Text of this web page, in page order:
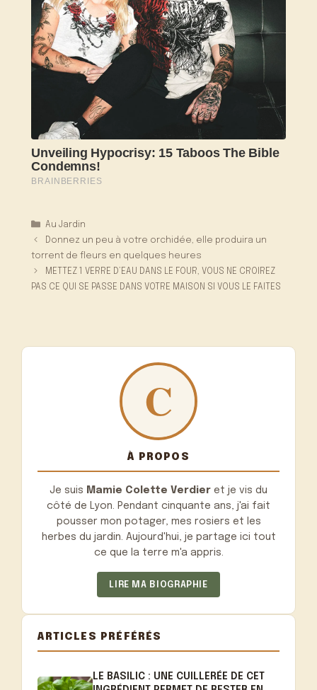
Catégories
Au Jardin
Donnez un peu à votre orchidée, elle produira un
torrent de fleurs en quelques heures
METTEZ 1 VERRE D’EAU DANS LE FOUR, VOUS NE CROIREZ
PAS CE QUI SE PASSE DANS VOTRE MAISON SI VOUS LE FAITES
À PROPOS
Je suis Mamie Colette Verdier et je vis du
côté de Lyon. Pendant cinquante ans, j'ai fait
pousser mon potager, mes rosiers et les
herbes du jardin. Aujourd'hui, je partage ici tout
ce que la terre m'a appris.
LIRE MA BIOGRAPHIE
ARTICLES PRÉFÉRÉS
LE BASILIC : UNE CUILLERÉE DE CET